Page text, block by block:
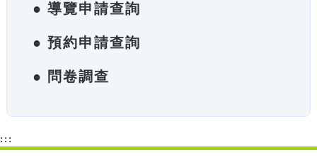
● 導覽申請查詢
● 預約申請查詢
● 問卷調查
:::